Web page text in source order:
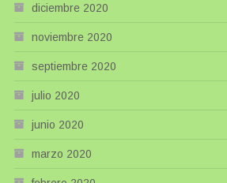
diciembre 2020
noviembre 2020
septiembre 2020
julio 2020
junio 2020
marzo 2020